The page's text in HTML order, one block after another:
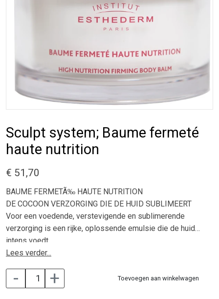
Sculpt system; Baume fermeté
haute nutrition
€ 51,70
BAUME FERMETÃ‰ HAUTE NUTRITION
DE COCOON VERZORGING DIE DE HUID SUBLIMEERT
Voor een voedende, verstevigende en sublimerende
verzorging is een rijke, oplossende emulsie die de huid
intens voedt.
Een combinatie van een aantal hydraterende actieve
bestanddelen zorgen
voor een fluweelzachte afwerking waardoor de huid zacht
Lees verder...
- + Toevoegen aan winkelwagen